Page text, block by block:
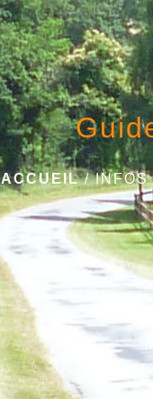
ACCUEIL/INFOS